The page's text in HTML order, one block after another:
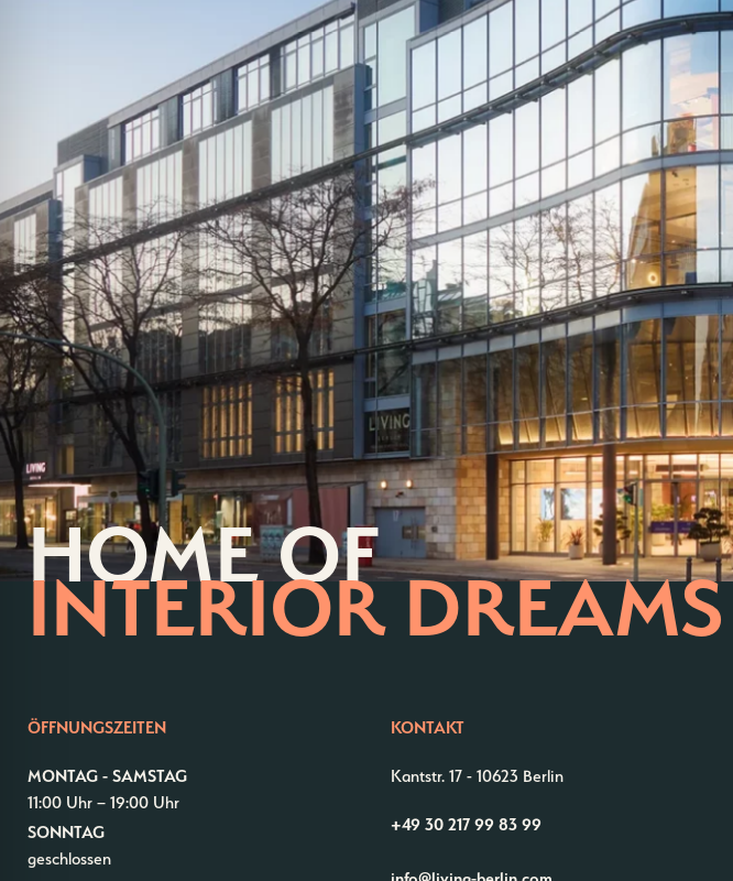
HOME OF
INTERIOR DREAMS
ÖFFNUNGSZEITEN
MONTAG - SAMSTAG
11:00 Uhr – 19:00 Uhr
SONNTAG
geschlossen
KONTAKT
Kantstr. 17- 10623 Berlin
+49 30 217 99 83 99